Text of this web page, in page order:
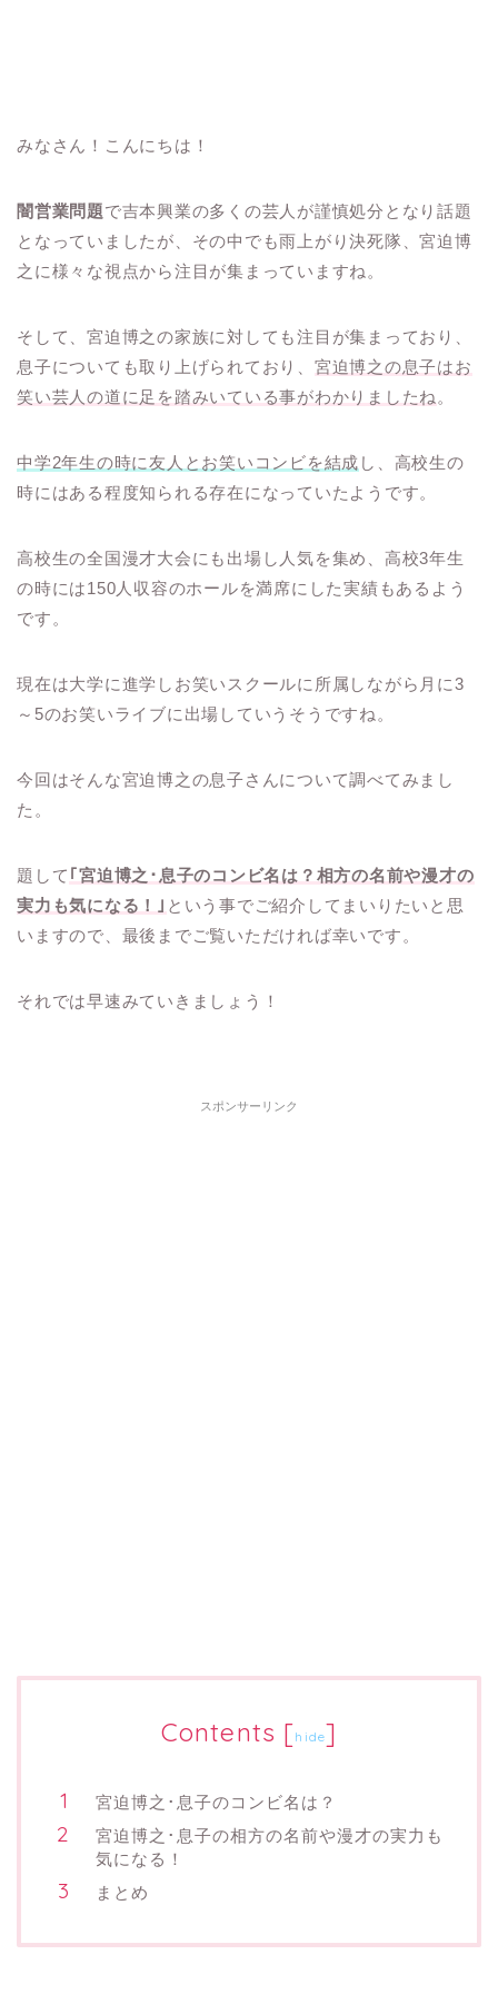
みなさん！こんにちは！
闇営業問題で吉本興業の多くの芸人が謹慎処分となり話題
となっていましたが、その中でも雨上がり決死隊、宮迫博
之に様々な視点から注目が集まっていますね。
そして、宮迫博之の家族に対しても注目が集まっており、
息子についても取り上げられており、 宮迫博之の息子はお
笑い芸人の道に足を踏みいている事がわかりましたね 。
中学2年生の時に友人とお笑いコンビを結成 し、高校生の
時にはある程度知られる存在になっていたようです。
高校生の全国漫才大会にも出場し人気を集め、高校3年生
の時には150人収容のホールを満席にした実績もあるよう
です。
現在は大学に進学しお笑いスクールに所属しながら月に3
～5のお笑いライブに出場していうそうですね。
今回はそんな宮迫博之の息子さんについて調べてみまし
た。
題して ｢宮迫博之･息子のコンビ名は？相方の名前や漫才の
実力も気になる！｣ という事でご紹介してまいりたいと思
いますので、最後までご覧いただければ幸いです。
それでは早速みていきましょう！
スポンサーリンク
Contents [hide]
宮迫博之･息子のコンビ名は？
宮迫博之･息子の相方の名前や漫才の実力も
気になる！
まとめ